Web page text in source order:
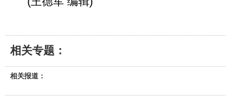
相关专题：
相关报道：